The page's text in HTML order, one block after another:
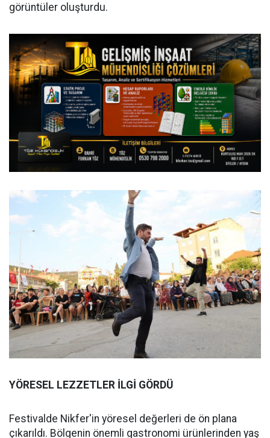
görüntüler oluşturdu.
YÖRESEL LEZZETLER İLGİ GÖRDÜ
Festivalde Nikfer'in yöresel değerleri de ön plana
çıkarıldı. Bölgenin önemli gastronomi ürünlerinden yaş